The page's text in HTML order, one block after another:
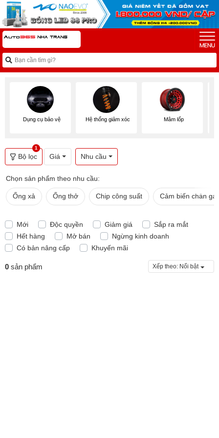
Dụng cụ bảo vệ Hệ thống giảm xóc Mâm lốp
Bộ lọc
1
Giá Nhu cầu
Chọn sản phẩm theo nhu cầu:
Ống xả Ống thở Chip công suất Cảm biến chân ga
Mới Độc quyền Giảm giá
Sắp ra mắt
Hết hàng
Mở bán
Ngừng kinh doanh
Có bản nâng cấp
Khuyến mãi
0 sản phẩm Xếp theo: Nổi bật